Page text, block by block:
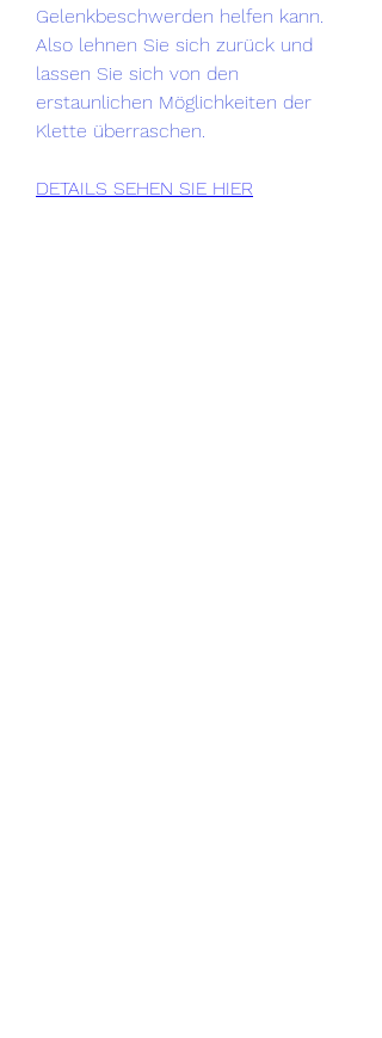
Gelenkbeschwerden helfen kann.
Also lehnen Sie sich zurück und
lassen Sie sich von den
erstaunlichen Möglichkeiten der
Klette überraschen.
DETAILS SEHEN SIE HIER